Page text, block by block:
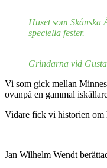
Huset som
speciella fester.
Grindarna vid
Vi som gick mellan
ovanpå en gammal
Vidare fick vi historien om
Jan Wilhelm Wendt